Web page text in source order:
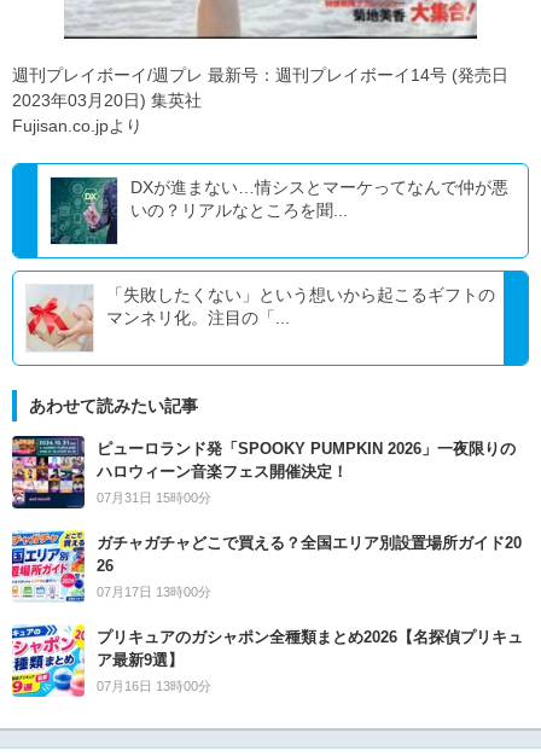
週刊プレイボーイ/週プレ 最新号：週刊プレイボーイ14号 (発売日
2023年03月20日) 集英社
Fujisan.co.jpより
DXが進まない…情シスとマーケってなんで仲が悪
いの？リアルなところを聞...
「失敗したくない」という想いから起こるギフトの
マンネリ化。注目の「...
あわせて読みたい記事
ピューロランド発「SPOOKY PUMPKIN 2026」一夜限りの
ハロウィーン音楽フェス開催決定！
07月31日 15時00分
ガチャガチャどこで買える？全国エリア別設置場所ガイド20
26
07月17日 13時00分
プリキュアのガシャポン全種類まとめ2026【名探偵プリキュ
ア最新9選】
07月16日 13時00分